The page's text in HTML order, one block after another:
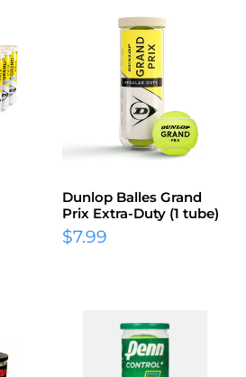
Dunlop Balles Grand
Prix Extra-Duty (1 tube)
$7.99